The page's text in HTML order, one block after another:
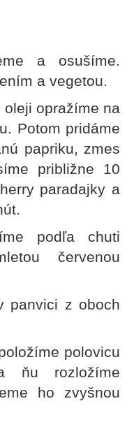
a osušíme.
a vegetou.
opražíme na
Potom pridáme
papriku, zmes
približne 10
paradajky a
podľa chuti
červenou
panvici z oboch
polovicu
ňu rozložíme
ho zvyšnou